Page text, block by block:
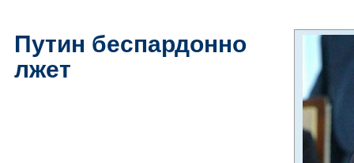
Путин беспардонно
лжет